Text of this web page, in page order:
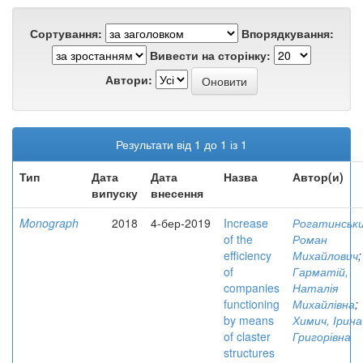
Сортування:
Впорядкування:
Вивести на сторінку:
Автори:
Результати від 1 до 1 із 1
Тип
Дата
випуску
Дата
внесення
Назва Автор(и)
Monograph 2018 4-бер-2019
Increase
of the
efficiency
of
companies
functioning
by means
of claster
structures
Роман
Михайлович;
Гарматій,
Наталія
Михайлівна;
Химич, Ірина
Григорівна